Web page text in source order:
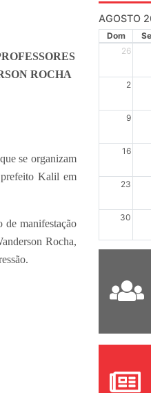
ROCHA
se organizam
Kalil em
de manifestação
Rocha,
AGOSTO
Dom
26
2
9
16
23
30